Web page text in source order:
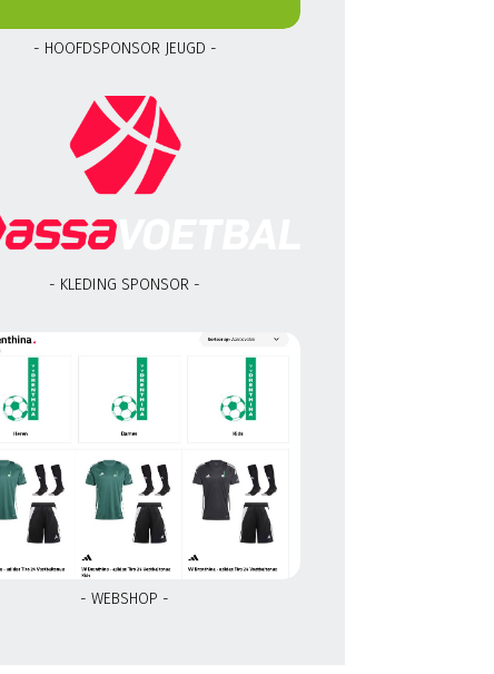
- HOOFDSPONSOR JEUGD -
- KLEDING SPONSOR -
- WEBSHOP -